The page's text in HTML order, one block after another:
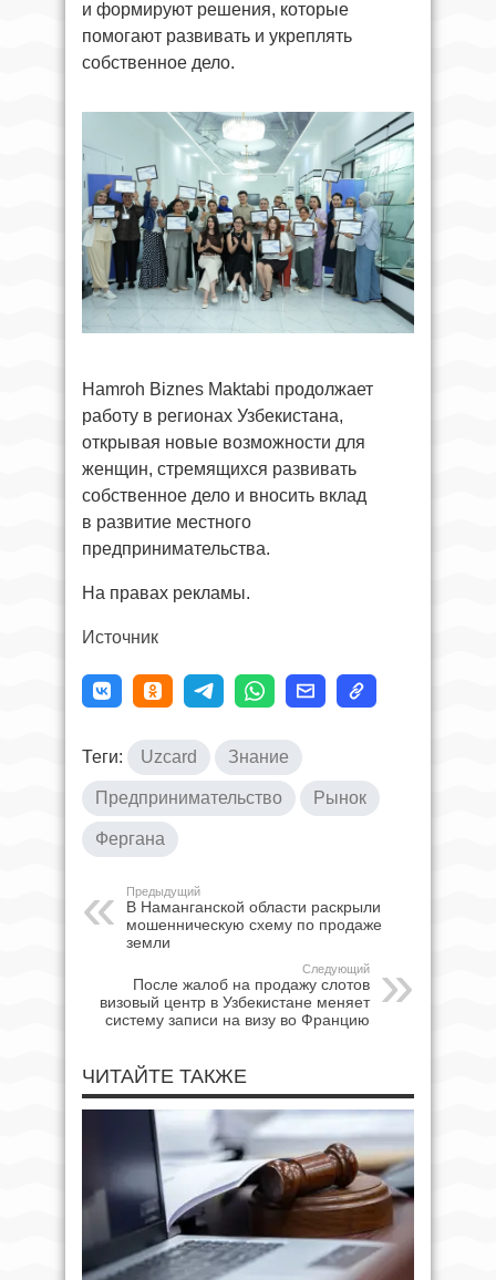
и формируют решения, которые
помогают развивать и укреплять
собственное дело.
Hamroh Biznes Maktabi продолжает
работу в регионах Узбекистана,
открывая новые возможности для
женщин, стремящихся развивать
собственное дело и вносить вклад
в развитие местного
предпринимательства.
На правах рекламы.
Источник
Теги: Uzcard Знание
Предпринимательство Рынок
Фергана
Предыдущий
В Наманганской области раскрыли
мошенническую схему по продаже
земли
Следующий
После жалоб на продажу слотов
визовый центр в Узбекистане меняет
систему записи на визу во Францию
ЧИТАЙТЕ ТАКЖЕ